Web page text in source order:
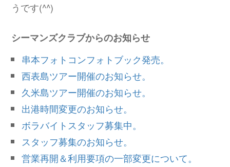
うです(^^)
シーマンズクラブからのお知らせ
串本フォトコンフォトブック発売。
西表島ツアー開催のお知らせ。
久米島ツアー開催のお知らせ。
出港時間変更のお知らせ。
ボラバイトスタッフ募集中。
スタッフ募集のお知らせ。
営業再開＆利用要項の一部変更について。